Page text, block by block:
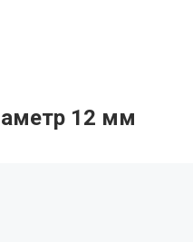
12 мм